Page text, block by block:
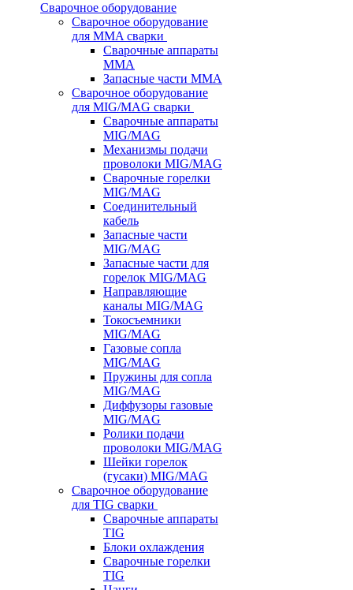
Сварочное оборудование
Сварочное оборудование
для MMA сварки
Сварочные аппараты
MMA
Запасные части MMA
Сварочное оборудование
для MIG/MAG сварки
Сварочные аппараты
MIG/MAG
Механизмы подачи
проволоки MIG/MAG
Сварочные горелки
MIG/MAG
Соединительный
кабель
Запасные части
MIG/MAG
Запасные части для
горелок MIG/MAG
Направляющие
каналы MIG/MAG
Токосъемники
MIG/MAG
Газовые сопла
MIG/MAG
Пружины для сопла
MIG/MAG
Диффузоры газовые
MIG/MAG
Ролики подачи
проволоки MIG/MAG
Шейки горелок
(гусаки) MIG/MAG
Сварочное оборудование
для TIG сварки
Сварочные аппараты
TIG
Блоки охлаждения
Сварочные горелки
TIG